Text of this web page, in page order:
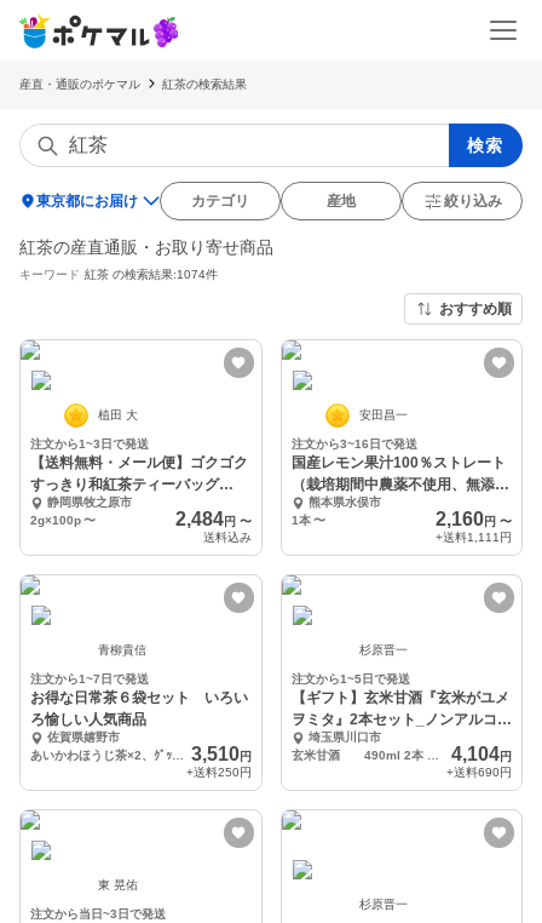
産直・通販のポケマル 紅茶の検索結果
検索
location_on東京都にお届け カテゴリ 産地 絞り込み
紅茶の産直通販・お取り寄せ商品
キーワード 紅茶 の検索結果:1074件
おすすめ順
植田 大
注文から1~3日で発送
【送料無料・メール便】ゴクゴク
すっきり和紅茶ティーバッグ
2g×100p
静岡県牧之原市
2g×100p〜 2,484円 〜
送料込み
安田昌一
注文から3~16日で発送
国産レモン果汁100％ストレート
（栽培期間中農薬不使用、無添
加）熊本県水俣市
1本 〜 2,160円 〜
+送料1,111円
青柳貴信
注文から1~7日で発送
お得な日常茶６袋セット いろい
ろ愉しい人気商品
佐賀県嬉野市
3,510円
+送料250円
杉原晋一
注文から1~5日で発送
【ギフト】玄米甘酒『玄米がユメ
ヲミタ』2本セット_ノンアルコー
ル 埼玉県川口市
4,104円
+送料690円
東 晃佑
注文から当日~3日で発送
杉原晋一